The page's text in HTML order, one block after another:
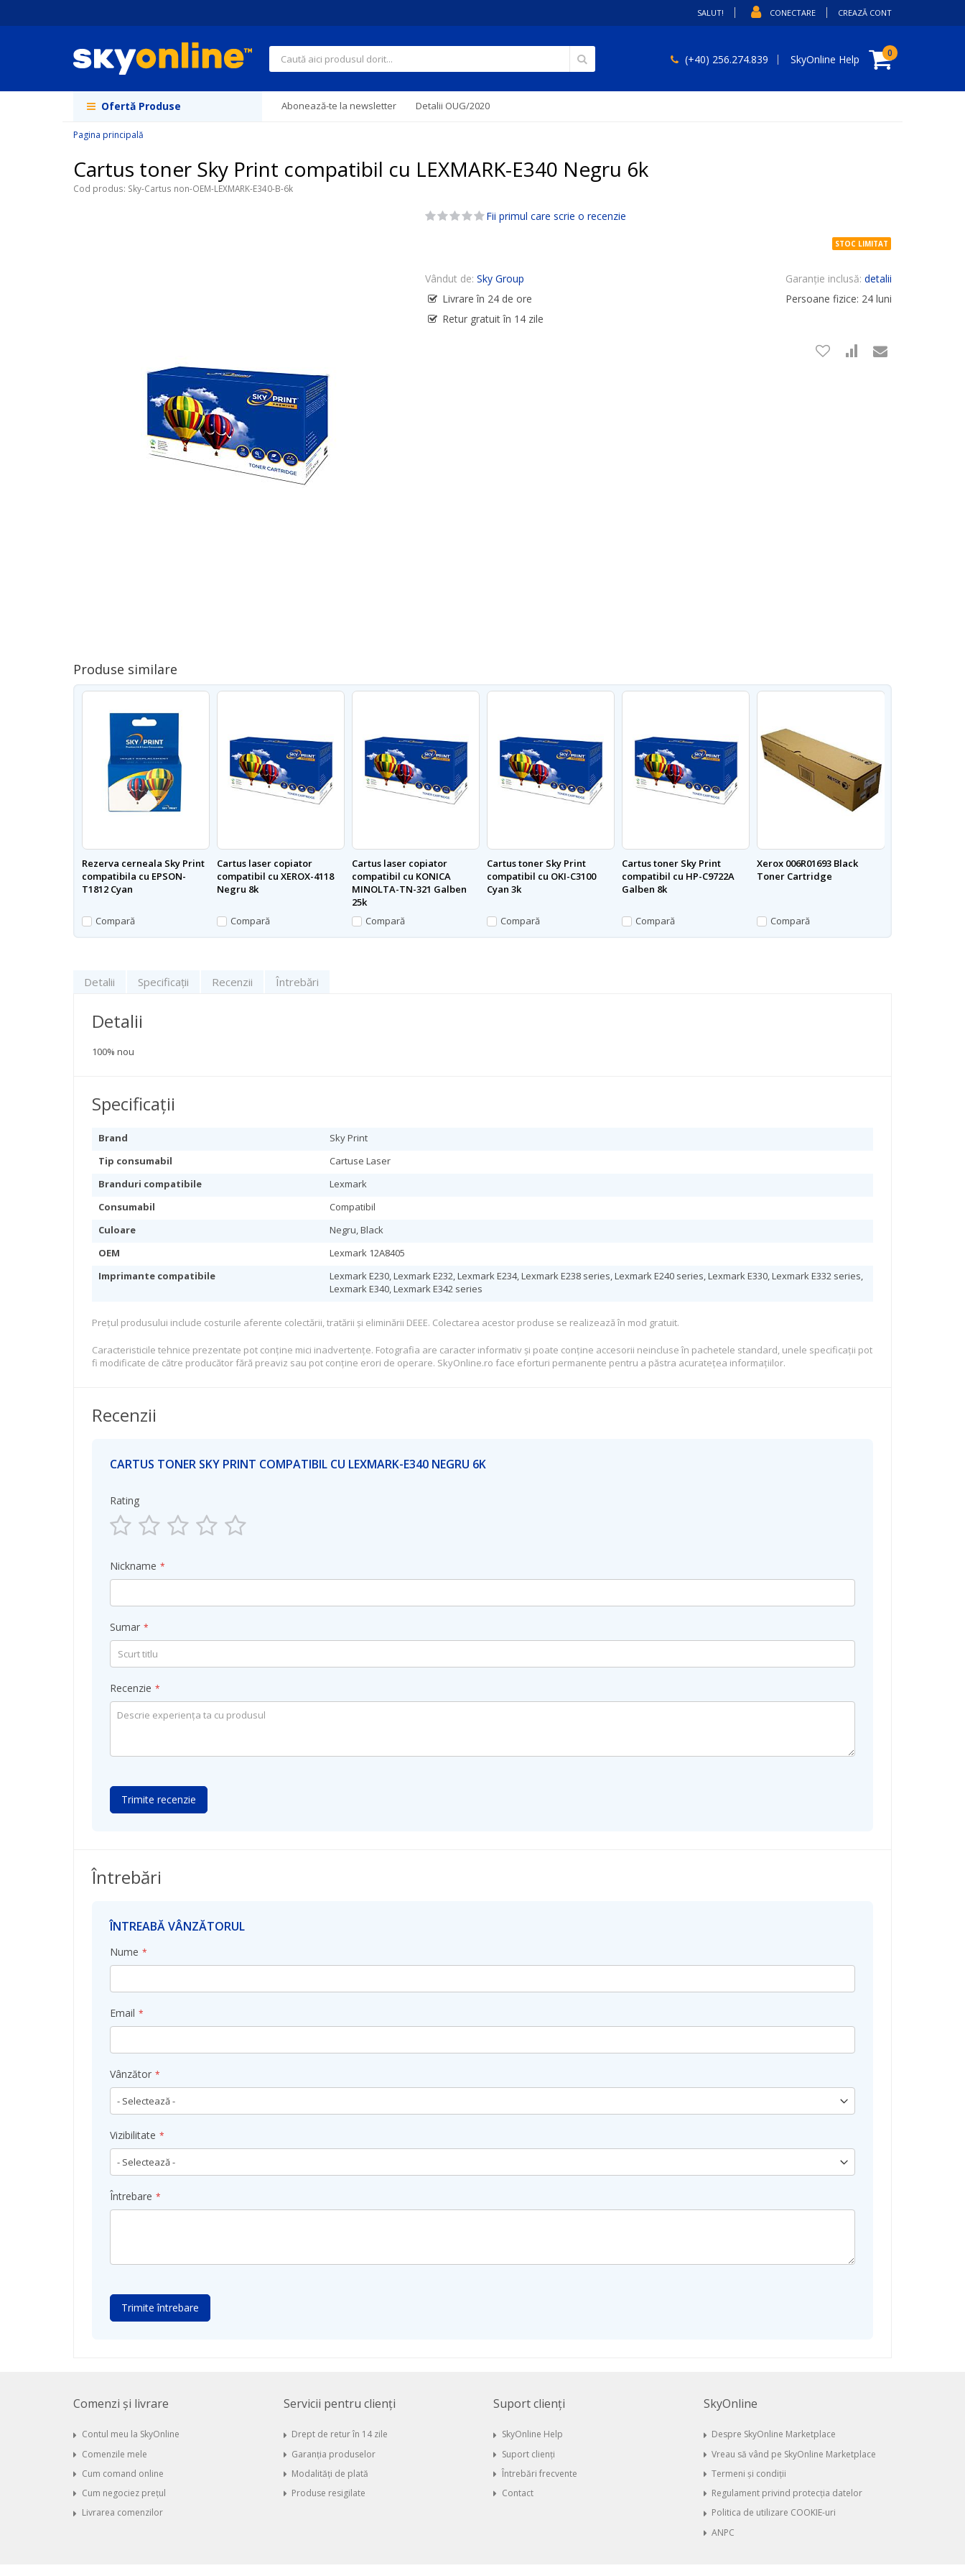
la
SALUT! CONECTARE CREAZĂ CONT
Coșul meu
0 articole
Căutare
(+40) 256.274.839 SkyOnline Help
Ofertă Produse Abonează-te la newsletter Detalii OUG/2020
Pagina principală
Cartus toner Sky Print compatibil cu LEXMARK-E340 Negru 6k
Cod produs Sky-Cartus non-OEM-LEXMARK-E340-B-6k
Fii primul care scrie o recenzie
STOC LIMITAT
Vândut de:Sky Group
Livrare în 24 de ore
Retur gratuit în 14 zile
Garanție inclusă:detalii
Persoane fizice: 24 luni
Produse similare
Rezerva cerneala Sky Print
compatibila cu EPSON-
T1812 Cyan
Compară
Cartus laser copiator
compatibil cu XEROX-4118
Negru 8k
Compară
Cartus laser copiator
compatibil cu KONICA
MINOLTA-TN-321 Galben
25k
Compară
Cartus toner Sky Print
compatibil cu OKI-C3100
Cyan 3k
Compară
Cartus toner Sky Print
compatibil cu HP-C9722A
Galben 8k
Compară
Xerox 006R01693 Black
Toner Cartridge
Compară
Detalii Specificații Recenzii Întrebări
Detalii
100% nou
Specificații
Specificații
Brand
Sky Print
Tip consumabil
Cartuse Laser
Branduri compatibile
Lexmark
Consumabil
Compatibil
Culoare
Negru, Black
OEM
Lexmark 12A8405
Imprimante compatibile
Lexmark E230, Lexmark E232, Lexmark E234, Lexmark E238 series, Lexmark E240 series, Lexmark E330, Lexmark E332 series,
Lexmark E340, Lexmark E342 series
Preţul produsului include costurile aferente colectării, tratării şi eliminării DEEE. Colectarea acestor produse se realizează în mod gratuit.
Caracteristicile tehnice prezentate pot conţine mici inadvertenţe. Fotografia are caracter informativ şi poate conţine accesorii neincluse în pachetele standard, unele specificaţii pot
fi modificate de către producător fără preaviz sau pot conţine erori de operare. SkyOnline.ro face eforturi permanente pentru a păstra acurateţea informaţiilor.
Recenzii
CARTUS TONER SKY PRINT COMPATIBIL CU LEXMARK-E340 NEGRU 6K
Rating
1
star
2
stars
3
stars
4
stars
Nickname
Sumar
Recenzie
Trimite recenzie
Întrebări
ÎNTREABĂ VÂNZĂTORUL
Nume
Email
Vânzător
Vizibilitate
Întrebare
Trimite întrebare
Comenzi și livrare
Contul meu la SkyOnline
Comenzile mele
Cum comand online
Cum negociez prețul
Livrarea comenzilor
Servicii pentru clienți
Drept de retur în 14 zile
Garanția produselor
Modalități de plată
Produse resigilate
Suport clienți
SkyOnline Help
Suport clienți
Întrebări frecvente
Contact
SkyOnline
Despre SkyOnline Marketplace
Vreau să vând pe SkyOnline Marketplace
Termeni și condiții
Regulament privind protecția datelor
Politica de utilizare COOKIE-uri
ANPC